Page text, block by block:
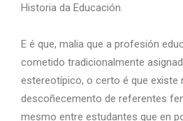
Historia da Educación.
E é que, malia que a profesión
cometido tradicionalmente
estereotípico, o certo é que existe
descoñecemento de referentes
mesmo entre estudantes que en